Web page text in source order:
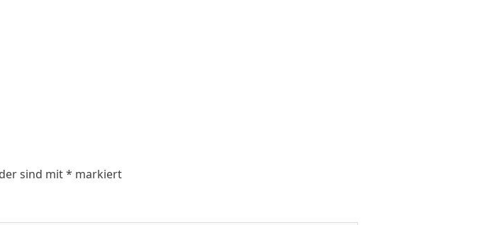
sind mit* markiert